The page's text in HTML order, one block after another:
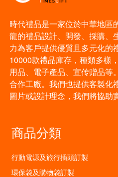
時代禮品是一家位於中華地區
龍的禮品設計、開發、採購、
力為客戶提供優質且多元化的
10000款禮品庫存，種類多樣
用品、電子產品、宣传赠品等
合作工廠。我們也提供客製化
圖片或設計理念，我們將協助
商品分類
行動電源及旅行插頭訂製
環保袋及購物袋訂製